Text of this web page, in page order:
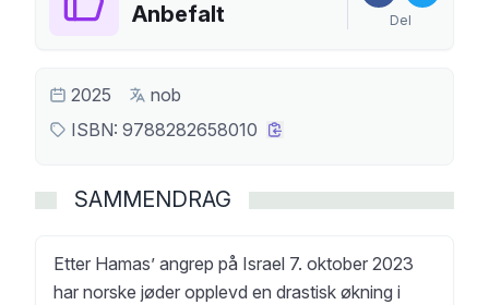
Anbefalt Del
2025
nob
ISBN: 9788282658010
SAMMENDRAG
Etter Hamas’ angrep på Israel 7. oktober 2023
har norske jøder opplevd en drastisk økning i